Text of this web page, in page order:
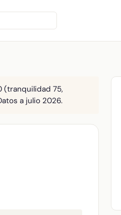
(tranquilidad 75,
a julio 2026.